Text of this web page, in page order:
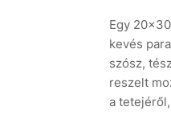
Egy
kevés
szósz,
reszelt
a